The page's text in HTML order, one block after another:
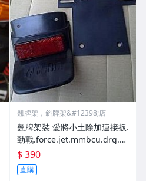
翹牌架，斜牌架&#12398;店
翹牌架裝 愛將小土除加連接扳.
勁戰.force.jet.mmbcu.drg.G
5.JR.VJR.GTR.Bws
$ 390
直購